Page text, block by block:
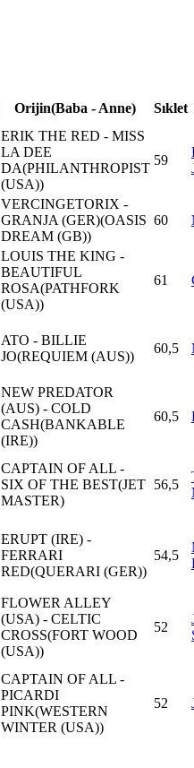
Orijin(Baba - Anne) Sıklet
ERIK THE RED - MISS
LA DEE
DA(PHILANTHROPIST
(USA))
59
VERCINGETORIX -
GRANJA (GER)(OASIS
DREAM (GB))
60
LOUIS THE KING -
BEAUTIFUL
ROSA(PATHFORK
(USA))
61
ATO - BILLIE
JO(REQUIEM (AUS))
60,5
NEW PREDATOR
(AUS) - COLD
CASH(BANKABLE
(IRE))
60,5
CAPTAIN OF ALL -
SIX OF THE BEST(JET
MASTER)
56,5
ERUPT (IRE) -
FERRARI
RED(QUERARI (GER))
54,5
FLOWER ALLEY
(USA) - CELTIC
CROSS(FORT WOOD
(USA))
52
CAPTAIN OF ALL -
PICARDI
PINK(WESTERN
WINTER (USA))
52